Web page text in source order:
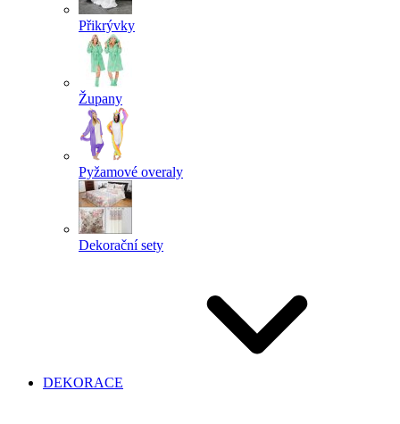
Přikrývky
Župany
Pyžamové overaly
Dekorační sety
DEKORACE